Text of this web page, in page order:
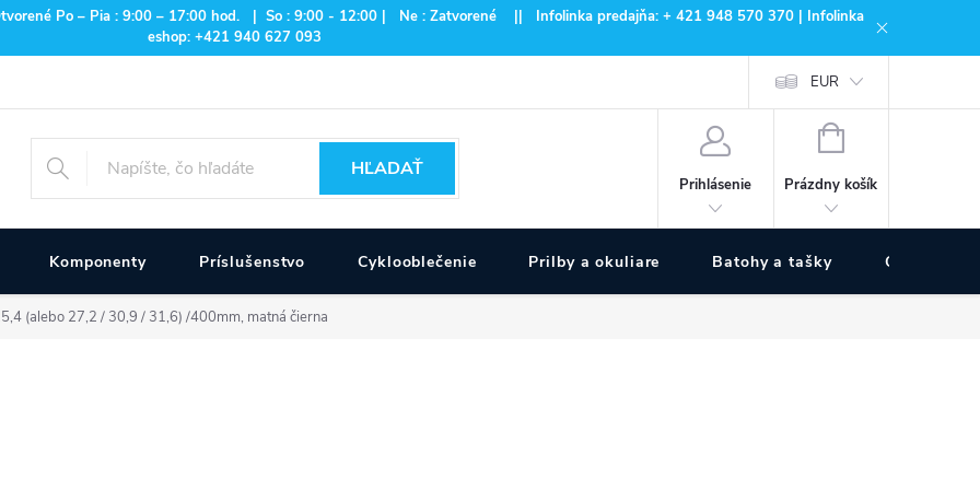
Po – Pia : 9:00 – 17:00 hod. | So : 9:00 - 12:00 | Ne : Zatvorené || Infolinka predajňa: + 421 948 570 370 | Infolinka
eshop: +421 940 627 093
EUR
HĽADAŤ
Prihlásenie
NÁKUPNÝ
Prázdny košík
Komponenty Príslušenstvo Cyklooblečenie Prilby a okuliare Batohy a tašky Outdoor
(alebo 27,2 / 30,9 / 31,6) /400mm, matná čierna